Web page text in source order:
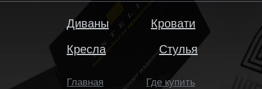
Диваны
Кресла
Кровати
Стулья
Где купить
Главная